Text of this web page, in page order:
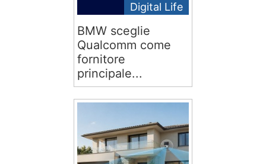
Digital Life
BMW sceglie
Qualcomm come
fornitore
principale...